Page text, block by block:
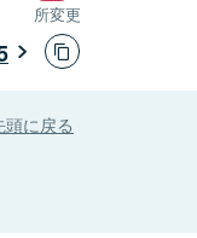
所変更
に戻る